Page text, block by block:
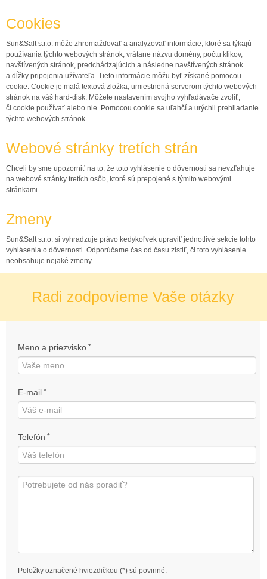
Cookies
Sun&Salt s.r.o. môže zhromažďovať a analyzovať informácie, ktoré sa týkajú
používania týchto webových stránok, vrátane názvu domény, počtu klikov,
navštívených stránok, predchádzajúcich a následne navštívených stránok
a dĺžky pripojenia užívateľa. Tieto informácie môžu byť získané pomocou
cookie. Cookie je malá textová zložka, umiestnená serverom týchto webových
stránok na váš hard-disk. Môžete nastavením svojho vyhľadávače zvoliť,
či cookie používať alebo nie. Pomocou cookie sa uľahčí a urýchli prehliadanie
týchto webových stránok.
Webové stránky tretích strán
Chceli by sme upozorniť na to, že toto vyhlásenie o dôvernosti sa nevzťahuje
na webové stránky tretích osôb, ktoré sú prepojené s týmito webovými
stránkami.
Zmeny
Sun&Salt s.r.o. si vyhradzuje právo kedykoľvek upraviť jednotlivé sekcie tohto
vyhlásenia o dôvernosti. Odporúčame čas od času zistiť, či toto vyhlásenie
neobsahuje nejaké zmeny.
Radi zodpovieme Vaše otázky
Meno a priezvisko *
E-mail *
Telefón *
Položky označené hviezdičkou (*) sú povinné.